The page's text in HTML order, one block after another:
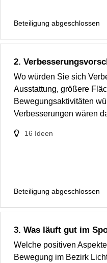
Beteiligung abgeschlossen
2.
Wo würden Sie sich
Ausstattung, größere
Bewegungsaktivitäten
Verbesserungen wären
16 Ideen
Beteiligung abgeschlossen
3. Was läuft gut im
Welche positiven
Bewegung im Bezirk